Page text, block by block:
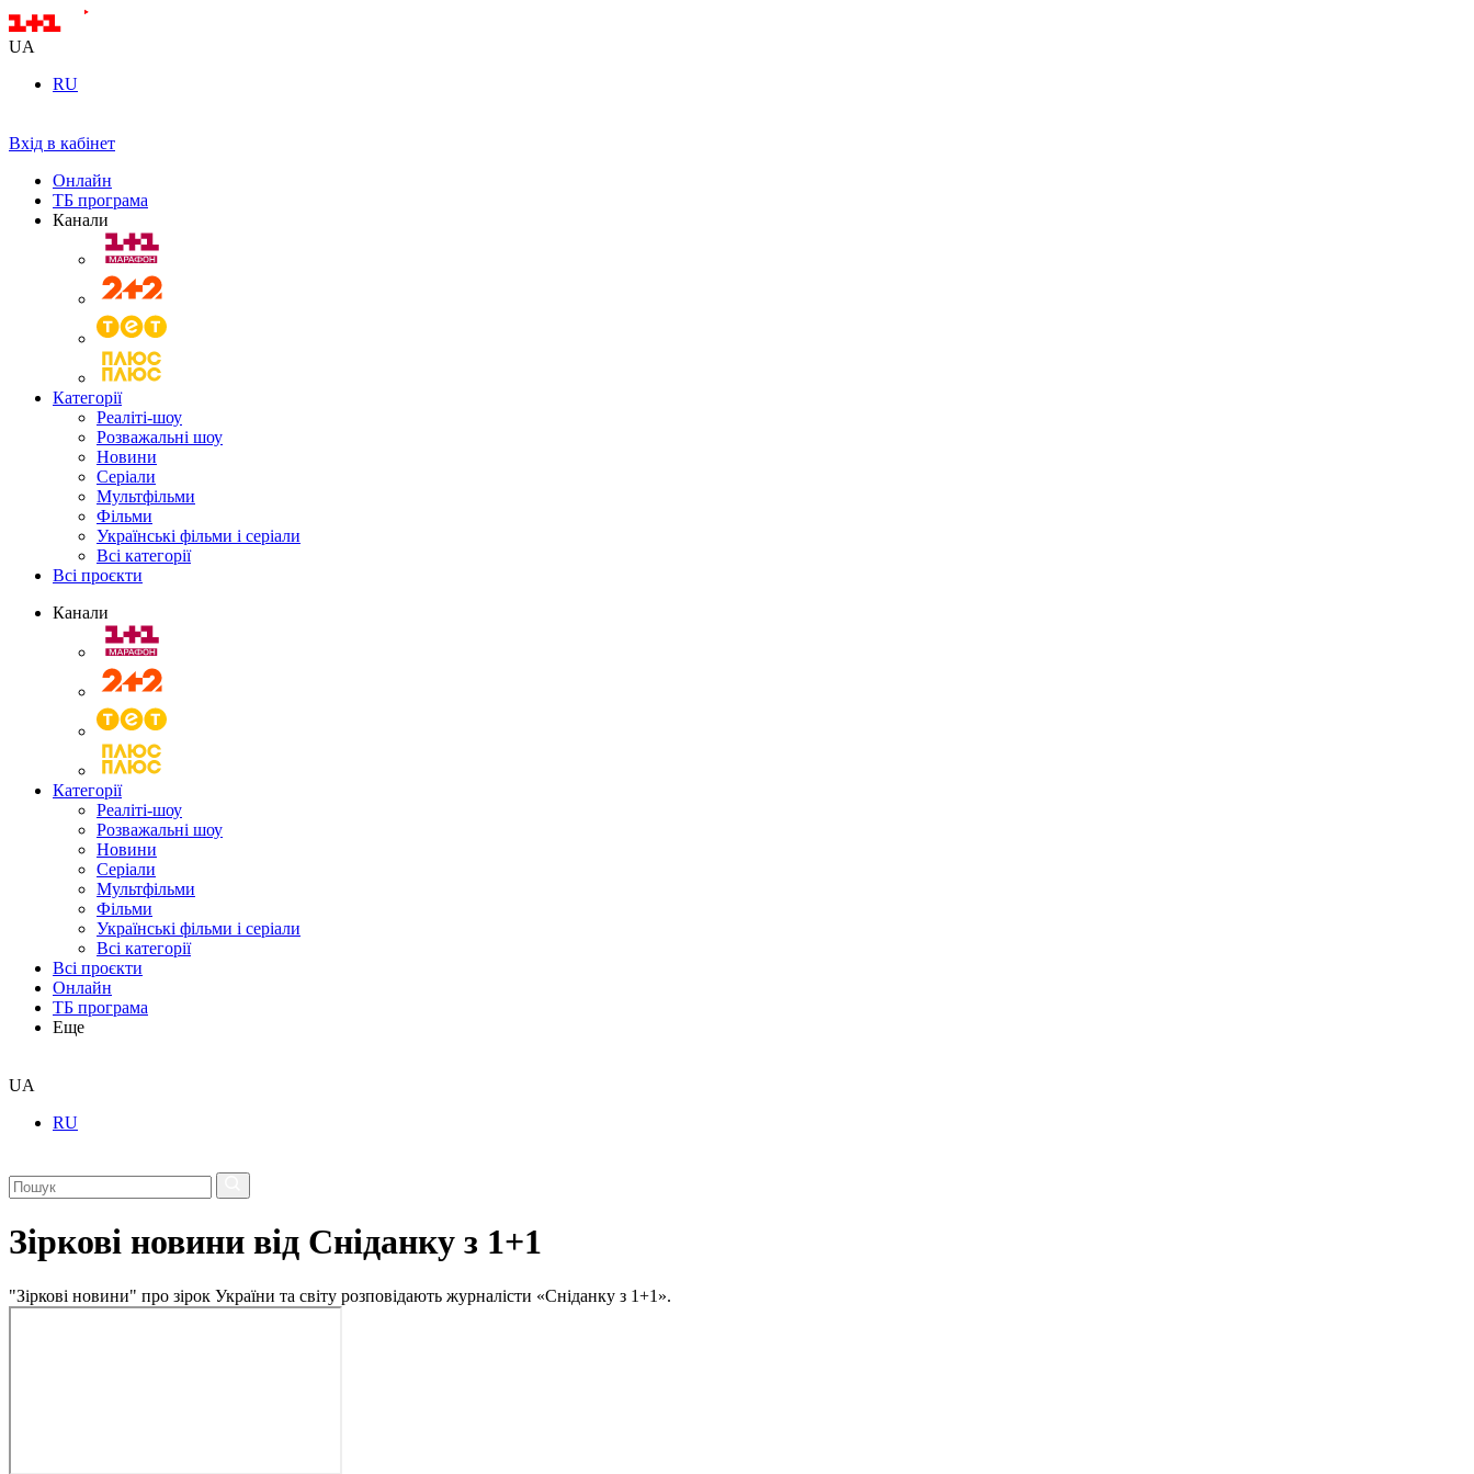
UA
RU
Вхід в кабінет
Онлайн
ТБ програма
Канали
Категорії
Реаліті-шоу
Розважальні шоу
Новини
Серіали
Мультфільми
Фільми
Українські фільми і серіали
Всі категорії
Всі проєкти
Канали
Категорії
Реаліті-шоу
Розважальні шоу
Новини
Серіали
Мультфільми
Фільми
Українські фільми і серіали
Всі категорії
Всі проєкти
Онлайн
ТБ програма
Еще
UA
RU
Зіркові новини від Сніданку з 1+1
"Зіркові новини" про зірок України та світу розповідають журналісти «Сніданку з 1+1».